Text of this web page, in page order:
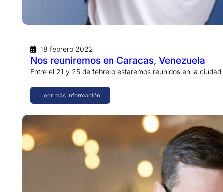
18 febrero 2022
Nos reuniremos en Caracas, Venezuela
Entre el 21 y 25 de febrero estaremos reunidos en la
Leer más información